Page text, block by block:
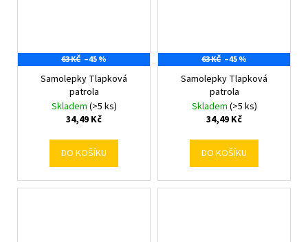
63 KČ –45 %
Samolepky Tlapková
patrola
Skladem (>5 ks)
34,49 Kč
DO KOŠÍKU
63 KČ –45 %
Samolepky Tlapková
patrola
Skladem (>5 ks)
34,49 Kč
DO KOŠÍKU